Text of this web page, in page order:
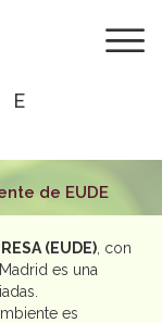
de EUDE
(EUDE) , con
es una
es